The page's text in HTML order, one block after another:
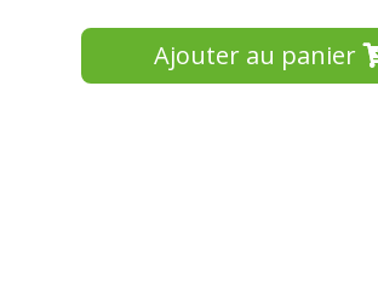
Ajouter au panier